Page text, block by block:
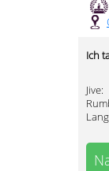
Ich
Jive: